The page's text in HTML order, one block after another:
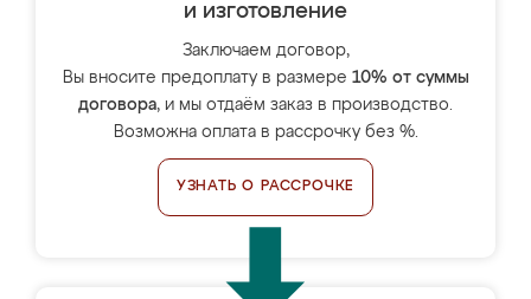
и изготовление
Заключаем договор,
Вы вносите предоплату в размере 10% от суммы
договора, и мы отдаём заказ в производство.
Возможна оплата в рассрочку без %.
УЗНАТЬ О РАССРОЧКЕ